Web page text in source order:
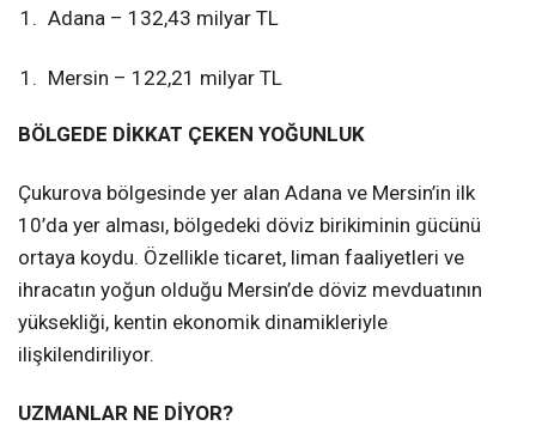
Adana – 132,43 milyar TL
Mersin – 122,21 milyar TL
BÖLGEDE DİKKAT ÇEKEN YOĞUNLUK
Çukurova bölgesinde yer alan Adana ve Mersin’in ilk
10’da yer alması, bölgedeki döviz birikiminin gücünü
ortaya koydu. Özellikle ticaret, liman faaliyetleri ve
ihracatın yoğun olduğu Mersin’de döviz mevduatının
yüksekliği, kentin ekonomik dinamikleriyle
ilişkilendiriliyor.
UZMANLAR NE DİYOR?